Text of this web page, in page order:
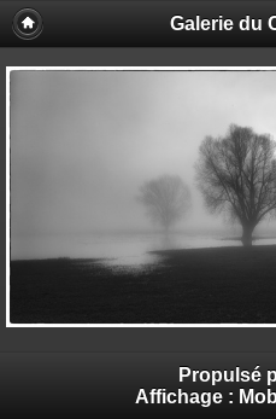
Galerie du
Propulsé
Affichage :